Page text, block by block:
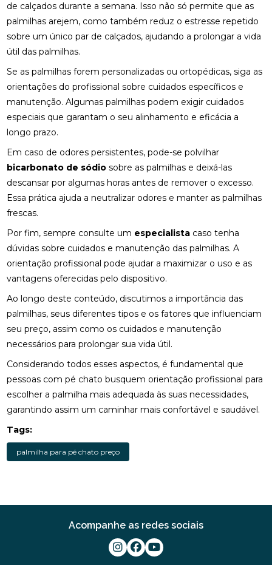
de calçados durante a semana. Isso não só permite que as
palmilhas arejem, como também reduz o estresse repetido
sobre um único par de calçados, ajudando a prolongar a vida
útil das palmilhas.
Se as palmilhas forem personalizadas ou ortopédicas, siga as
orientações do profissional sobre cuidados específicos e
manutenção. Algumas palmilhas podem exigir cuidados
especiais que garantam o seu alinhamento e eficácia a
longo prazo.
Em caso de odores persistentes, pode-se polvilhar
bicarbonato de sódio sobre as palmilhas e deixá-las
descansar por algumas horas antes de remover o excesso.
Essa prática ajuda a neutralizar odores e manter as palmilhas
frescas.
Por fim, sempre consulte um especialista caso tenha
dúvidas sobre cuidados e manutenção das palmilhas. A
orientação profissional pode ajudar a maximizar o uso e as
vantagens oferecidas pelo dispositivo.
Ao longo deste conteúdo, discutimos a importância das
palmilhas, seus diferentes tipos e os fatores que influenciam
seu preço, assim como os cuidados e manutenção
necessários para prolongar sua vida útil.
Considerando todos esses aspectos, é fundamental que
pessoas com pé chato busquem orientação profissional para
escolher a palmilha mais adequada às suas necessidades,
garantindo assim um caminhar mais confortável e saudável.
Tags:
palmilha para pé chato preço
ENCONTRE A CLÍNICA DE QUIROPRAXIA PERTO DE
VOCÊ
ENCONTRE A MELHOR CLÍNICA DE QUIROPRAXIA
ENCONTRE QUIROPRAXIA PERTO DE VOCÊ
ENCONTRE QUIROPRAXIA PERTO DE VOCÊ E
ENCONTRE QUIROPRAXIA PERTO DE VOCÊ E
MELHORE SUA SAÚDE
ALÍVIO E BEM-ESTAR
SOBRE O TEMA
ESTRATÉGIAS PARA ALIVIAR O NEUROMA DE
MORTON COM PALMILHAS
FATORES QUE IMPACTAM O PREÇO DE PALMILHA
3D
MELHORAR SEU EQUILÍBRIO
FISIOTERAPIA DE REABILITAÇÃO VESTIBULAR PARA
MELHORAR SEU EQUILÍBRIO
FISIOTERAPIA MOTORA E RESPIRATÓRIA:
FISIOTERAPIA MOTORA E RESPIRATÓRIA:
BENEFÍCIOS E PRÁTICAS ESSENCIAIS
TRATAMENTO PODE AJUDAR NA RECUPERAÇÃO
Acompanhe as redes sociais